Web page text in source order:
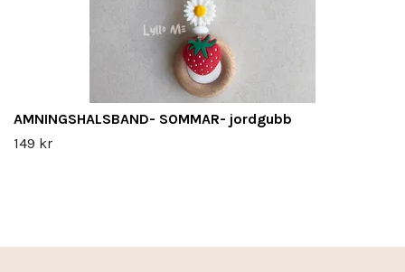
AMNINGSHALSBAND- SOMMAR- jordgubb
149 kr